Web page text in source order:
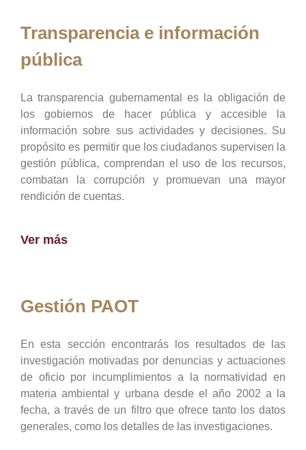
Transparencia e información
pública
La transparencia gubernamental es la obligación de
los gobiernos de hacer pública y accesible la
información sobre sus actividades y decisiones. Su
propósito es permitir que los ciudadanos supervisen la
gestión pública, comprendan el uso de los recursos,
combatan la corrupción y promuevan una mayor
rendición de cuentas.
Ver más
Gestión PAOT
En esta sección encontrarás los resultados de las
investigación motivadas por denuncias y actuaciones
de oficio por incumplimientos a la normatividad en
materia ambiental y urbana desde el año 2002 a la
fecha, a través de un filtro que ofrece tanto los datos
generales, como los detalles de las investigaciones.